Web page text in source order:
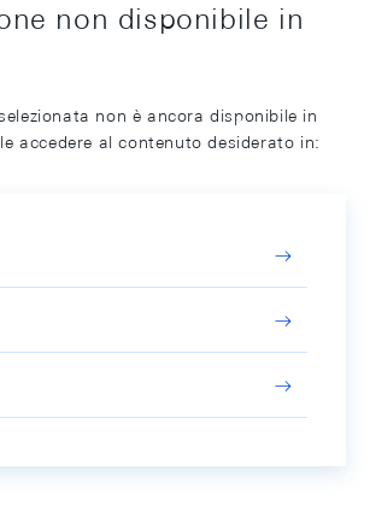
non disponibile in
non è ancora disponibile in
accedere al contenuto desiderato in: